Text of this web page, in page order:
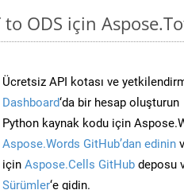
to ODS için
Ücretsiz API kotası ve
Dashboard‘da bir hesap oluşturun
Python kaynak kodu için
Aspose.Words GitHub’dan edinin
için Aspose.Cells GitHub deposu
Sürümler‘e gidin.